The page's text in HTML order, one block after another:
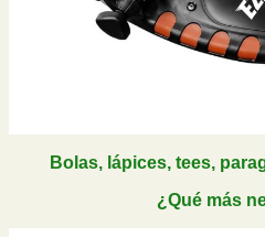
Bolas, lápices, tees,
¿Qué más